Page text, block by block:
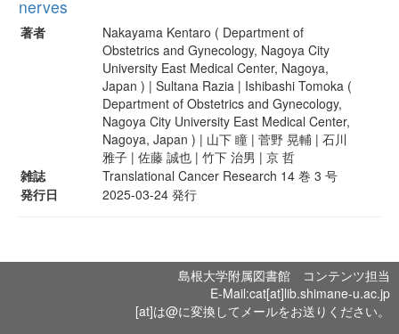
nerves
著者
Nakayama Kentaro ( Department of
Obstetrics and Gynecology, Nagoya City
University East Medical Center, Nagoya,
Japan ) | Sultana Razia | Ishibashi Tomoka (
Department of Obstetrics and Gynecology,
Nagoya City University East Medical Center,
Nagoya, Japan ) | 山下 瞳 | 菅野 晃輔 | 石川
雅子 | 佐藤 誠也 | 竹下 治男 | 京 哲
雑誌
Translational Cancer Research 14 巻 3 号
発行日
2025-03-24 発行
島根大学附属図書館 コンテンツ担当
E-Mail:cat[at]lib.shimane-u.ac.jp
[at]は@に変換してメールをお送りください。